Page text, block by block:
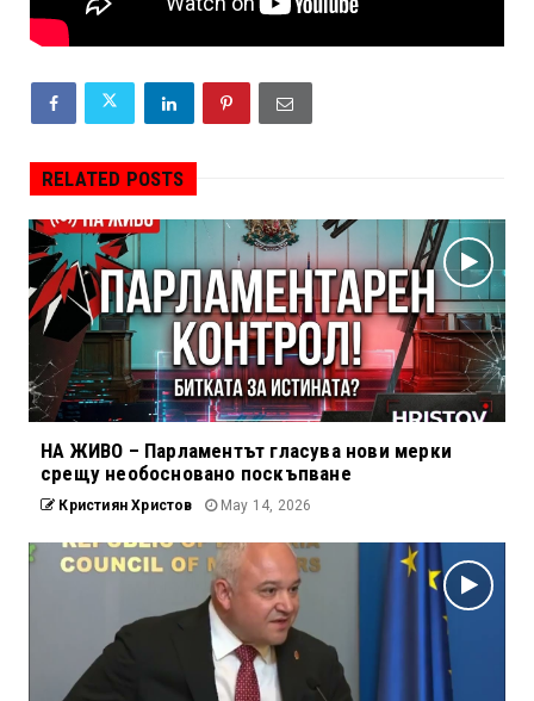
RELATED POSTS
НА ЖИВО – Парламентът гласува нови мерки
срещу необосновано поскъпване
Кристиян Христов May 14, 2026